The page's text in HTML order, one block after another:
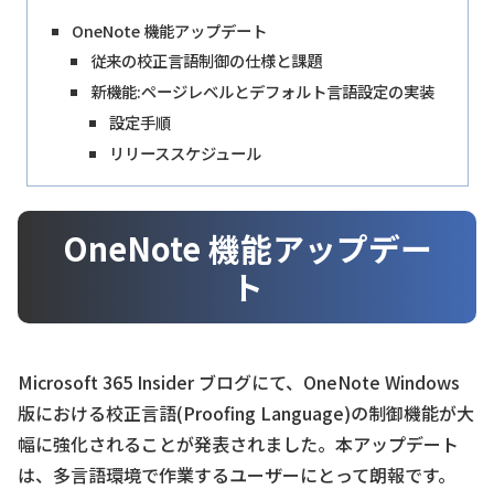
OneNote 機能アップデート
従来の校正言語制御の仕様と課題
新機能:ページレベルとデフォルト言語設定の実装
設定手順
リリーススケジュール
OneNote 機能アップデー
ト
Microsoft 365 Insider ブログにて、OneNote Windows
版における校正言語(Proofing Language)の制御機能が大
幅に強化されることが発表されました。本アップデート
は、多言語環境で作業するユーザーにとって朗報です。